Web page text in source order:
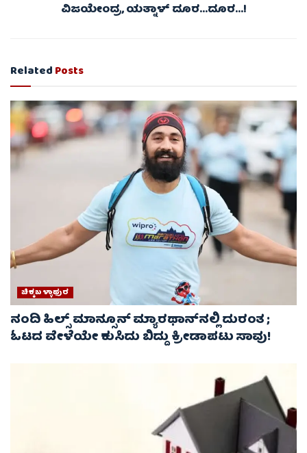
ವಿಜಯೇಂದ್ರ, ಯತ್ನಾಳ್ ದೂರ…ದೂರ…!
RelatedPosts
ಚಿಕ್ಕಬಳ್ಳಾಫುರ
ನಂದಿ ಹಿಲ್ಸ್ ಮಾನ್ಸೂನ್ ಮ್ಯಾರಥಾನ್‌ನಲ್ಲಿ ದುರಂತ ;
ಓಟದ ವೇಳೆಯೇ ಕುಸಿದು ಬಿದ್ದು ಕ್ರೀಡಾಪಟು ಸಾವು!